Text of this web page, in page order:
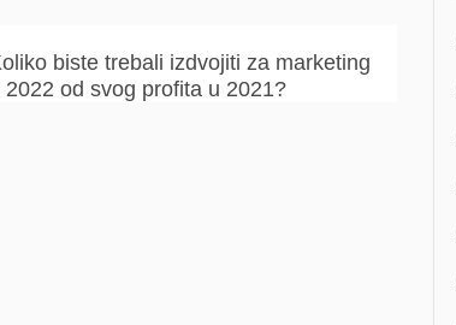
biste trebali izdvojiti za marketing
2022 od svog profita u 2021?